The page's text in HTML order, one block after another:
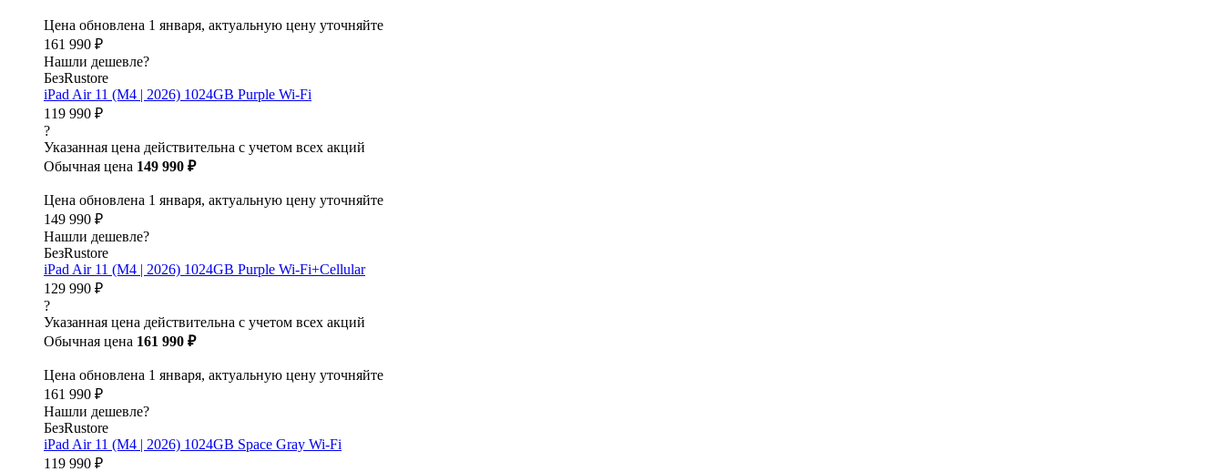
Цена обновлена 1 января, актуальную цену уточняйте
161 990 ₽
Нашли дешевле?
БезRustore
iPad Air 11 (M4 | 2026) 1024GB Purple Wi-Fi
119 990 ₽
?
Указанная цена действительна с учетом всех акций
Обычная цена 149 990 ₽
Цена обновлена 1 января, актуальную цену уточняйте
149 990 ₽
Нашли дешевле?
БезRustore
iPad Air 11 (M4 | 2026) 1024GB Purple Wi-Fi+Cellular
129 990 ₽
?
Указанная цена действительна с учетом всех акций
Обычная цена 161 990 ₽
Цена обновлена 1 января, актуальную цену уточняйте
161 990 ₽
Нашли дешевле?
БезRustore
iPad Air 11 (M4 | 2026) 1024GB Space Gray Wi-Fi
119 990 ₽